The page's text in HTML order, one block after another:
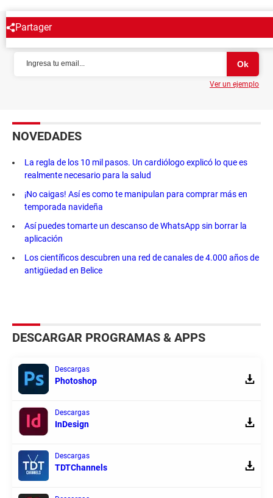
Partager
NEWSLETTER
Ver un ejemplo
NOVEDADES
La regla de los 10 mil pasos. Un cardiólogo explicó lo que es
realmente necesario para la salud
¡No caigas! Así es como te manipulan para comprar más en
temporada navideña
Así puedes tomarte un descanso de WhatsApp sin borrar la
aplicación
Los científicos descubren una red de canales de 4.000 años de
antigüedad en Belice
DESCARGAR PROGRAMAS & APPS
Descargas
Photoshop
Descargas
InDesign
Descargas
TDTChannels